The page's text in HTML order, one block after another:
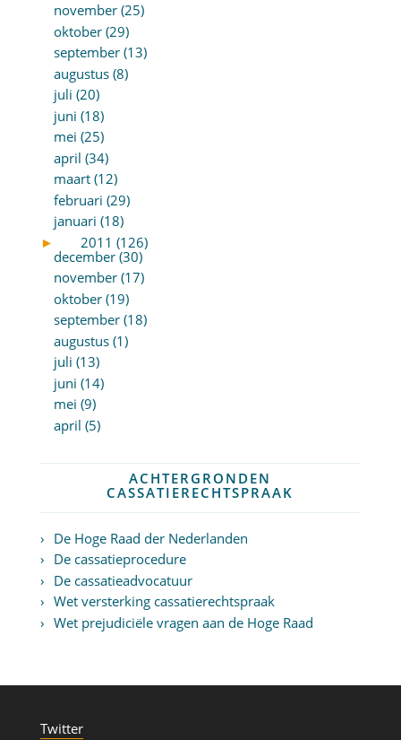
november (25)
oktober (29)
september (13)
augustus (8)
juli (20)
juni (18)
mei (25)
april (34)
maart (12)
februari (29)
januari (18)
►
2011 (126)
december (30)
november (17)
oktober (19)
september (18)
augustus (1)
juli (13)
juni (14)
mei (9)
april (5)
ACHTERGRONDEN
CASSATIERECHTSPRAAK
De Hoge Raad der Nederlanden
De cassatieprocedure
De cassatieadvocatuur
Wet versterking cassatierechtspraak
Wet prejudiciële vragen aan de Hoge Raad
Twitter